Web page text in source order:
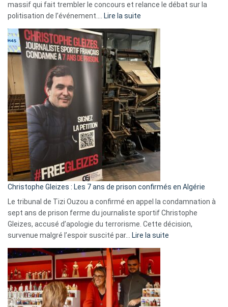
massif qui fait trembler le concours et relance le débat sur la
politisation de l’événement.… Lire la suite
Eurovision
2026
:
Pays-
Bas,
Espagne,
Irlande
et
Slovénie
rejettent
la
présence
d’Israël
Christophe Gleizes : Les 7 ans de prison confirmés en Algérie
Le tribunal de Tizi Ouzou a confirmé en appel la condamnation à
sept ans de prison ferme du journaliste sportif Christophe
Gleizes, accusé d’apologie du terrorisme. Cette décision,
survenue malgré l’espoir suscité par… Lire la suite